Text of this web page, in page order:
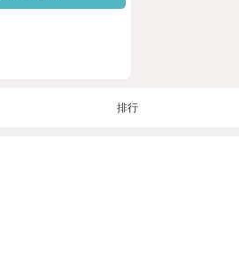
排行